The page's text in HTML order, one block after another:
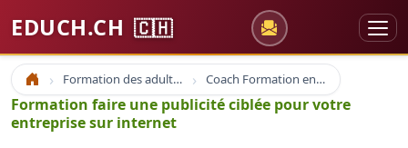
EDUCH.CH 🇨🇭
Accueil Formation des adultes Coach Formation en ligne
Formation faire une publicité ciblée pour votre
entreprise sur internet